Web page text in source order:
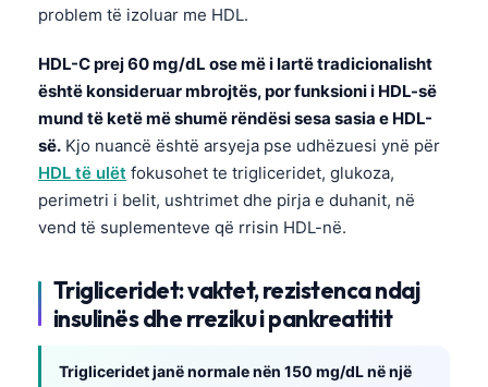
problem të izoluar me HDL.
HDL-C prej 60 mg/dL ose më i lartë tradicionalisht
është konsideruar mbrojtës, por funksioni i HDL-së
mund të ketë më shumë rëndësi sesa sasia e HDL-
së. Kjo nuancë është arsyeja pse udhëzuesi ynë për
HDL të ulët fokusohet te trigliceridet, glukoza,
perimetri i belit, ushtrimet dhe pirja e duhanit, në
vend të suplementeve që rrisin HDL-në.
Trigliceridet: vaktet, rezistenca ndaj
insulinës dhe rreziku i pankreatitit
Trigliceridet janë normale nën 150 mg/dL në një